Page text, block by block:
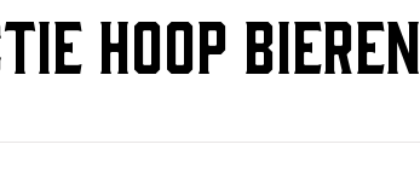
HOOP Bieren